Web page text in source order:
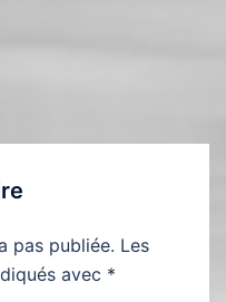
pas publiée. Les
avec *